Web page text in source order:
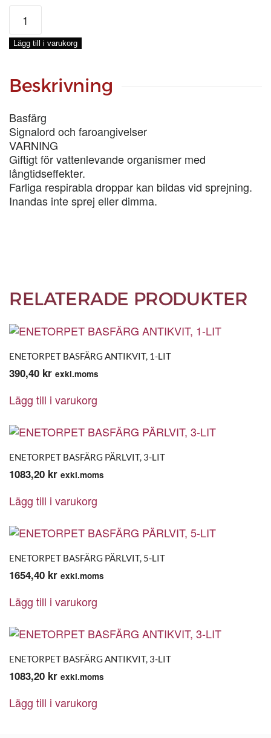
ENETORPET
BASFÄRG
JONATANS
BLÅ
3-
LIT
Lägg till i varukorg
Beskrivning
Basfärg
Signalord och faroangivelser
VARNING
Giftigt för vattenlevande organismer med
långtidseffekter.
Farliga respirabla droppar kan bildas vid sprejning.
Inandas inte sprej eller dimma.
RELATERADE PRODUKTER
ENETORPET BASFÄRG ANTIKVIT, 1-LIT
390,40 kr exkl.moms
Lägg till i varukorg
ENETORPET BASFÄRG PÄRLVIT, 3-LIT
1083,20 kr exkl.moms
Lägg till i varukorg
ENETORPET BASFÄRG PÄRLVIT, 5-LIT
1654,40 kr exkl.moms
Lägg till i varukorg
ENETORPET BASFÄRG ANTIKVIT, 3-LIT
1083,20 kr exkl.moms
Lägg till i varukorg